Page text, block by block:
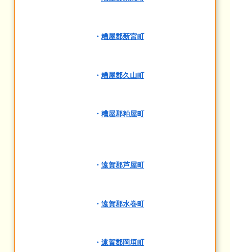
・ 糟屋郡新宮町
・ 糟屋郡久山町
・ 糟屋郡粕屋町
・ 遠賀郡芦屋町
・ 遠賀郡水巻町
・ 遠賀郡岡垣町